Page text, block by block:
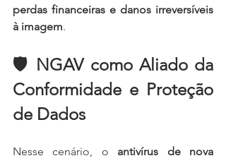
perdas financeiras e danos irreversíveis
à imagem.
🛡️ NGAV como Aliado da
Conformidade e Proteção
de Dados
Nesse cenário, o antivírus de nova